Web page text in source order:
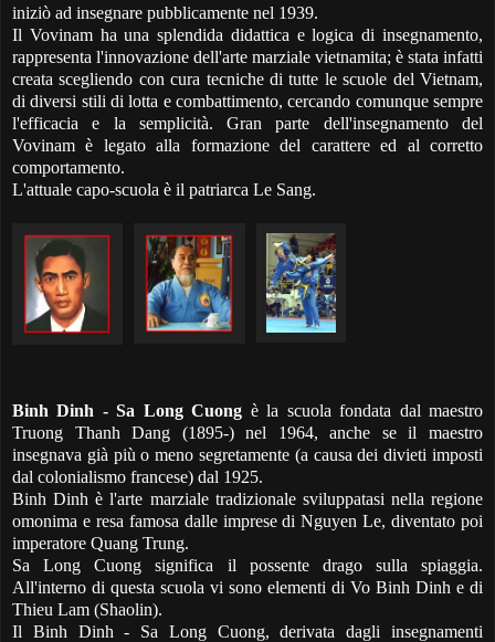
iniziò ad insegnare pubblicamente nel 1939.
Il Vovinam ha una splendida didattica e logica di insegnamento,
rappresenta l'innovazione dell'arte marziale vietnamita; è stata infatti
creata scegliendo con cura tecniche di tutte le scuole del Vietnam,
di diversi stili di lotta e combattimento, cercando comunque sempre
l'efficacia e la semplicità. Gran parte dell'insegnamento del
Vovinam è legato alla formazione del carattere ed al corretto
comportamento.
L'attuale capo-scuola è il patriarca Le Sang.
Binh Dinh - Sa Long Cuong è la scuola fondata dal maestro
Truong Thanh Dang (1895-) nel 1964, anche se il maestro
insegnava già più o meno segretamente (a causa dei divieti imposti
dal colonialismo francese) dal 1925.
Binh Dinh è l'arte marziale tradizionale sviluppatasi nella regione
omonima e resa famosa dalle imprese di Nguyen Le, diventato poi
imperatore Quang Trung.
Sa Long Cuong significa il possente drago sulla spiaggia.
All'interno di questa scuola vi sono elementi di Vo Binh Dinh e di
Thieu Lam (Shaolin).
Il Binh Dinh - Sa Long Cuong, derivata dagli insegnamenti